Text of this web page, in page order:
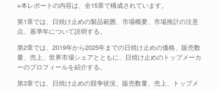
※本レポートの内容は、全15章で構成されています。
第1章では、日焼け止めの製品範囲、市場概要、市場推計の注意
点、基準年について説明する。
第2章では、2019年から2025年までの日焼け止めの価格、販売数
量、売上、世界市場シェアとともに、日焼け止めのトップメーカ
ーのプロフィールを紹介する。
第3章では、日焼け止めの競争状況、販売数量、売上、トップメ